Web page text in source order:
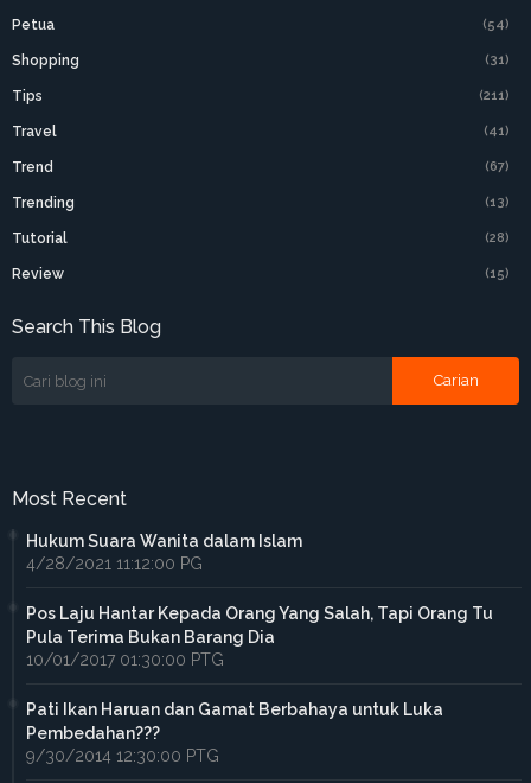
Petua (54)
Shopping (31)
Tips (211)
Travel (41)
Trend (67)
Trending (13)
Tutorial (28)
Review (15)
Search This Blog
Most Recent
Hukum Suara Wanita dalam Islam
4/28/2021 11:12:00 PG
Pos Laju Hantar Kepada Orang Yang Salah, Tapi Orang Tu
Pula Terima Bukan Barang Dia
10/01/2017 01:30:00 PTG
Pati Ikan Haruan dan Gamat Berbahaya untuk Luka
Pembedahan???
9/30/2014 12:30:00 PTG